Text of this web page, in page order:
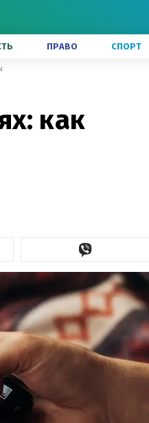
ПРАВО СПОРТ
как